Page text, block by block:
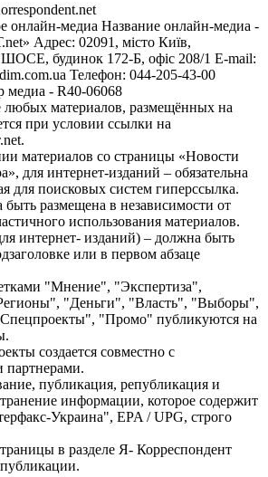
онлайн-медиа Название онлайн-медиа -
Адрес: 02091, місто Київ,
будинок 172-Б, офіс 208/1 E-mail:
Телефон: 044-205-43-00
медиа - R40-06068
любых материалов, размещённых на
при условии ссылки на
материалов со страницы «Новости
для интернет-изданий – обязательна
для поисковых систем гиперссылка.
размещена в независимости от
использования материалов.
интернет- изданий) – должна быть
или в первом абзаце
"Мнение", "Экспертиза",
"Деньги", "Власть", "Выборы",
"Промо" публикуются на
создается совместно с
партнерами.
публикация, републикация и
информации, которое содержит
Украина", EPA / UPG, строго
в разделе Я- Корреспондент
публикации.